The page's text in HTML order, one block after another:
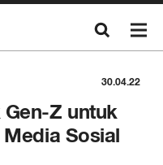
30.04.22
Z untuk
Sosial